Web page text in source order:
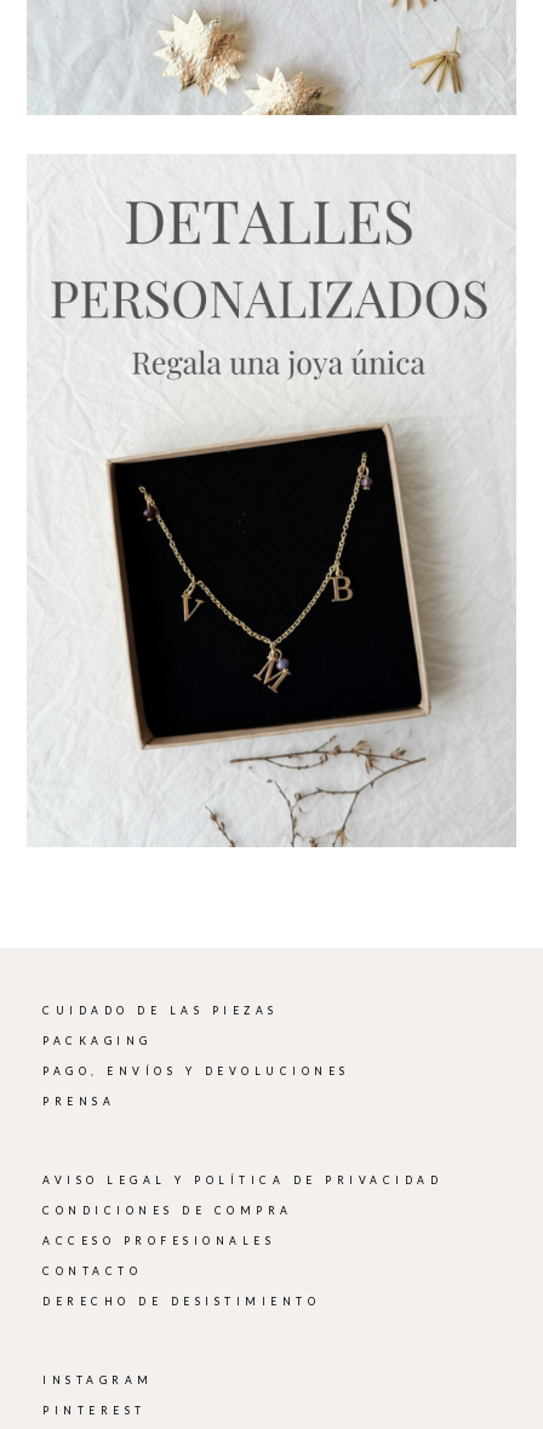
CUIDADO DE LAS PIEZAS
PACKAGING
PAGO, ENVÍOS Y DEVOLUCIONES
PRENSA
AVISO LEGAL Y POLÍTICA DE PRIVACIDAD
CONDICIONES DE COMPRA
ACCESO PROFESIONALES
CONTACTO
DERECHO DE DESISTIMIENTO
INSTAGRAM
PINTEREST